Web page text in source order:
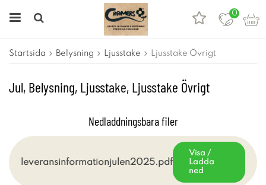
0
Startsida Belysning Ljusstake Ljusstake Övrigt
Jul, Belysning, Ljusstake, Ljusstake Övrigt
Nedladdningsbara filer
leveransinformationjulen2025.pdf
Visa /
Ladda
ned